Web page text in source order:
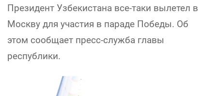
Президент Узбекистана все-таки вылетел в
Москву для участия в параде Победы. Об
этом сообщает пресс-служба главы
республики.